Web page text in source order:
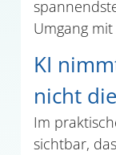
Umgang mit
KI
nicht
Im
sichtbar,